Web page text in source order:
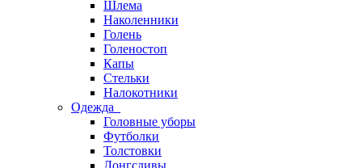
Шлема
Наколенники
Голень
Голеностоп
Капы
Стельки
Налокотники
Одежда
Головные уборы
Футболки
Толстовки
Лонгсливы